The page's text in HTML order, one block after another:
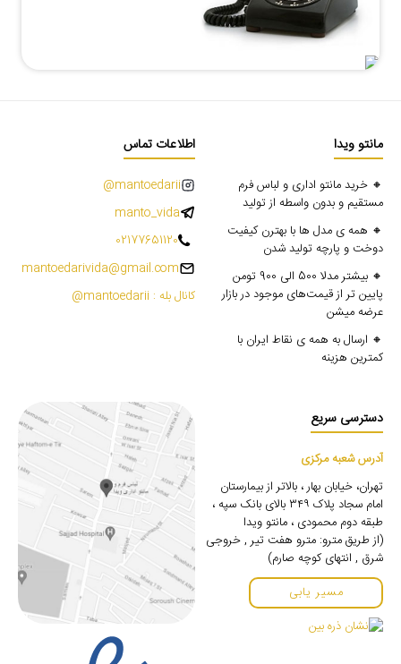
مانتو ویدا
🔸 خرید مانتو اداری و لباس فرم
مستقیم و بدون واسطه از تولید
🔸 همه ی مدل ها با بهترن کیفیت
دوخت و پارچه تولید شدن
🔸 بیشتر مدلا 500 الی 900 تومن
پایین تر از قیمت‌های موجود در بازار
عرضه میشن
🔸 ارسال به همه ی نقاط ایران با
کمترین هزینه
اطلاعات تماس
mantoedarii@
manto_vida
02177651120
mantoedarivida@gmail.com
کانال بله : mantoedarii@
دسترسی سریع
آدرس شعبه مرکزی
تهران، خیابان بهار ، بالاتر از بیمارستان
امام سجاد پلاک ۳۴۹ بالای بانک سپه ،
طبقه دوم محمودی ، مانتو ویدا
(از طریق مترو: مترو هفت تیر , خروجی
شرق , انتهای کوچه صارم)
مسیر یابی